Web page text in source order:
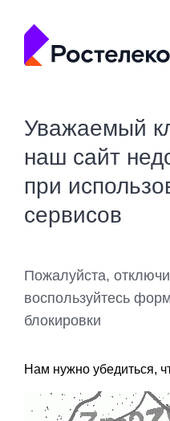
Уважаемый
наш сайт
при
сервисов
Пожалуйста,
воспользуйтесь
блокировки
Нам нужно убедиться,